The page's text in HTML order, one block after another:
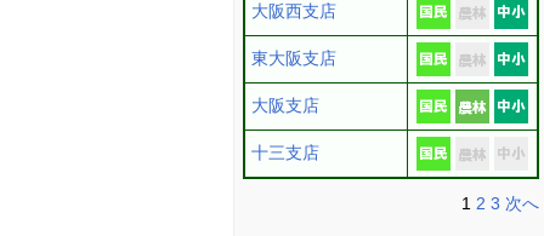
大阪西支店
東大阪支店
大阪支店
十三支店
1 2 3 次へ